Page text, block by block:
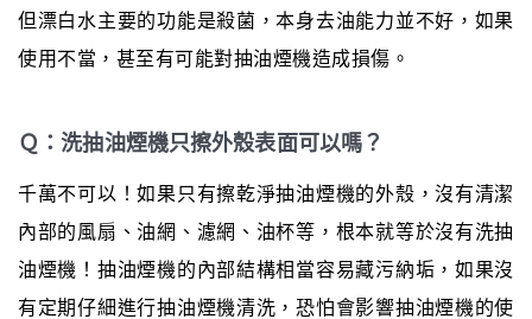
但漂白水主要的功能是殺菌，本身去油能力並不好，如果
使用不當，甚至有可能對抽油煙機造成損傷。
Ｑ：洗抽油煙機只擦外殼表面可以嗎？
千萬不可以！如果只有擦乾淨抽油煙機的外殼，沒有清潔
內部的風扇、油網、濾網、油杯等，根本就等於沒有洗抽
油煙機！抽油煙機的內部結構相當容易藏污納垢，如果沒
有定期仔細進行抽油煙機清洗，恐怕會影響抽油煙機的使